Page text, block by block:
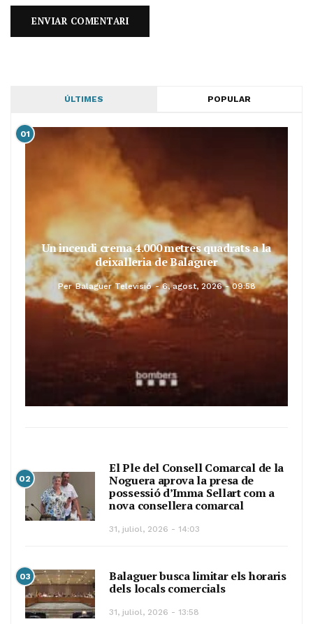
ÚLTIMES POPULAR
01
Un incendi crema 4.000 metres quadrats a la
deixalleria de Balaguer
Per Balaguer Televisió 6, agost, 2026 - 09:58
02
El Ple del Consell Comarcal de la
Noguera aprova la presa de
possessió d’Imma Sellart com a
nova consellera comarcal
31, juliol, 2026 - 14:03
03
Balaguer busca limitar els horaris
dels locals comercials
31, juliol, 2026 - 13:58